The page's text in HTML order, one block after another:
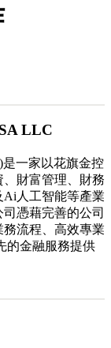
LLC
是一家以花旗金控
財富管理、財務
Ai人工智能等產業
憑藉完善的公司
流程、高效專業
的金融服務提供